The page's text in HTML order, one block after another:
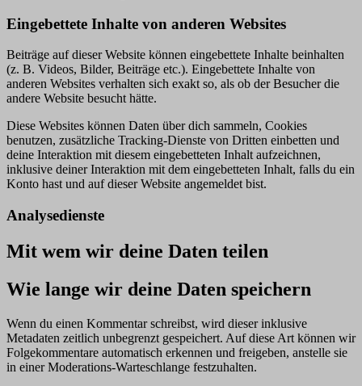
Eingebettete Inhalte von anderen Websites
Beiträge auf dieser Website können eingebettete Inhalte beinhalten
(z. B. Videos, Bilder, Beiträge etc.). Eingebettete Inhalte von
anderen Websites verhalten sich exakt so, als ob der Besucher die
andere Website besucht hätte.
Diese Websites können Daten über dich sammeln, Cookies
benutzen, zusätzliche Tracking-Dienste von Dritten einbetten und
deine Interaktion mit diesem eingebetteten Inhalt aufzeichnen,
inklusive deiner Interaktion mit dem eingebetteten Inhalt, falls du ein
Konto hast und auf dieser Website angemeldet bist.
Analysedienste
Mit wem wir deine Daten teilen
Wie lange wir deine Daten speichern
Wenn du einen Kommentar schreibst, wird dieser inklusive
Metadaten zeitlich unbegrenzt gespeichert. Auf diese Art können wir
Folgekommentare automatisch erkennen und freigeben, anstelle sie
in einer Moderations-Warteschlange festzuhalten.